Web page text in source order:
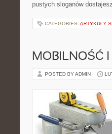
pustych sloganów
CATEGORIES: ARTYKUŁY
MOBILNOŚĆ
POSTED BY ADMIN